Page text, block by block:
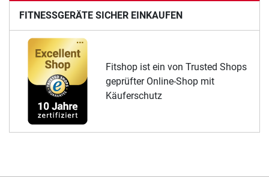
FITNESSGERÄTE SICHER EINKAUFEN
Fitshop ist ein von Trusted Shops
geprüfter Online-Shop mit
Käuferschutz